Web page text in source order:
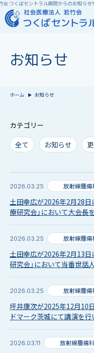
つくばセントラル病院からのお知らせ
お知らせ
ホーム お知らせ
カテゴリー
全て
お知らせ
2026.03.25 放射線腫瘍
土田幸広が2026年2月28日
療研究会」において大会長
2026.03.25 放射線腫瘍
土田幸広が2026年2月13日
研究会」において当番世話
2026.03.25 放射線腫瘍
坪井康次が2025年12月10
ドマーク茨城にて講演を行
2026.03.11 放射線腫瘍